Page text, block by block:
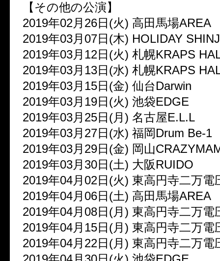
【その他の公演】
2019年02月26日(火) 高田馬場AREA
2019年03月07日(木) HOLIDAY
2019年03月12日(火) 札幌KRAPS
2019年03月13日(水) 札幌KRAPS
2019年03月15日(金) 仙台Darwin
2019年03月19日(火) 池袋EDGE
2019年03月25日(月) 名古屋E.L.L
2019年03月27日(水) 福岡Drum Be-1
2019年03月29日(金) 岡山
2019年03月30日(土) 大阪RUIDO
2019年04月02日(火) 東高円寺二万電
2019年04月06日(土) 高田馬場AREA
2019年04月08日(月) 東高円寺二万電
2019年04月15日(月) 東高円寺二万電
2019年04月22日(月) 東高円寺二万電